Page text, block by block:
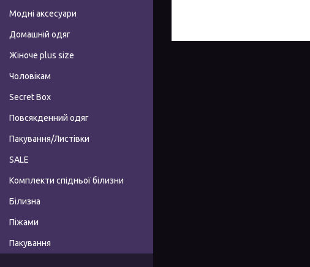
Модні аксесуари
Домашній одяг
Жіноче plus size
Чоловікам
Secret Box
Повсякденний одяг
Пакування/Листівки
SALE
Комплекти спідньої білизни
Білизна
Піжами
Пакування